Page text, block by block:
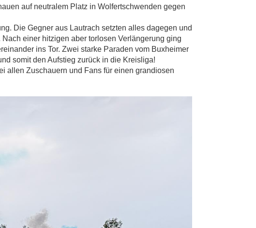
auf neutralem Platz in Wolfertschwenden gegen
Die Gegner aus Lautrach setzten alles dagegen und
einer hitzigen aber torlosen Verlängerung ging
ins Tor. Zwei starke Paraden vom Buxheimer
somit den Aufstieg zurück in die Kreisliga!
allen Zuschauern und Fans für einen grandiosen